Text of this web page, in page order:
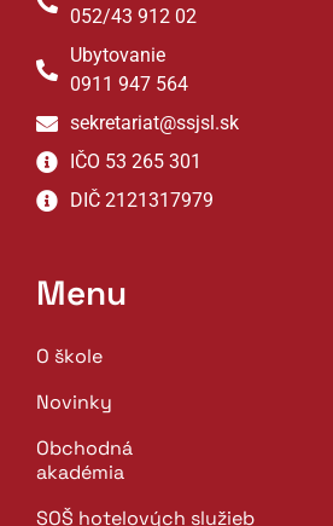
052/43 912 02
Ubytovanie
0911 947 564
sekretariat@ssjsl.sk
IČO 53 265 301
DIČ 2121317979
Menu
O škole
Novinky
Obchodná
akadémia
SOŠ hotelových služieb